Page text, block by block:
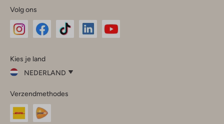
Volg ons
InstagramFacebook
Kies je land
NEDERLAND
je
land
Nederland
Verzendmethodes